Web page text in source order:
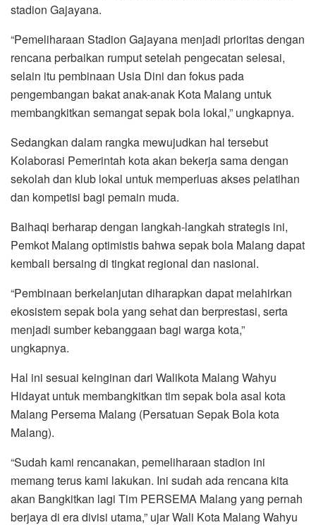
stadion Gajayana.
“Pemeliharaan Stadion Gajayana menjadi prioritas dengan
rencana perbaikan rumput setelah pengecatan selesai,
selain itu pembinaan Usia Dini dan fokus pada
pengembangan bakat anak-anak Kota Malang untuk
membangkitkan semangat sepak bola lokal,” ungkapnya.
Sedangkan dalam rangka mewujudkan hal tersebut
Kolaborasi Pemerintah kota akan bekerja sama dengan
sekolah dan klub lokal untuk memperluas akses pelatihan
dan kompetisi bagi pemain muda.
Baihaqi berharap dengan langkah-langkah strategis ini,
Pemkot Malang optimistis bahwa sepak bola Malang dapat
kembali bersaing di tingkat regional dan nasional.
“Pembinaan berkelanjutan diharapkan dapat melahirkan
ekosistem sepak bola yang sehat dan berprestasi, serta
menjadi sumber kebanggaan bagi warga kota,”
ungkapnya.
Hal ini sesuai keinginan dari Walikota Malang Wahyu
Hidayat untuk membangkitkan tim sepak bola asal kota
Malang Persema Malang (Persatuan Sepak Bola kota
Malang).
“Sudah kami rencanakan, pemeliharaan stadion ini
memang terus kami lakukan. Ini sudah ada rencana kita
akan Bangkitkan lagi Tim PERSEMA Malang yang pernah
berjaya di era divisi utama,” ujar Wali Kota Malang Wahyu